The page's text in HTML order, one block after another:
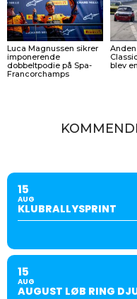
Luca Magnussen sikrer
imponerende
dobbeltpodie på Spa-
Francorchamps
blev
15
AUG
KLUBRALLYSPRINT
15
AUG
AUGUST LØB RING